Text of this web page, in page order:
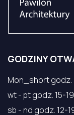
GODZINY
Mon_short godz.
wt - pt godz. 15-19
sb - nd godz. 12-